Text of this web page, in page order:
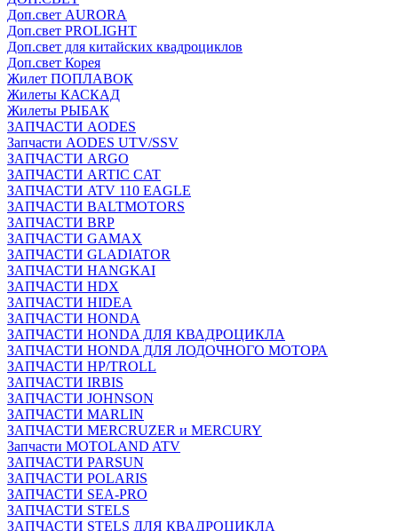
Доп.свет AURORA
Доп.свет PROLIGHT
Доп.свет для китайских квадроциклов
Доп.свет Корея
Жилет ПОПЛАВОК
Жилеты КАСКАД
Жилеты РЫБАК
ЗАПЧАСТИ AODES
Запчасти AODES UTV/SSV
ЗАПЧАСТИ ARGO
ЗАПЧАСТИ ARTIC CAT
ЗАПЧАСТИ ATV 110 EAGLE
ЗАПЧАСТИ BALTMOTORS
ЗАПЧАСТИ BRP
ЗАПЧАСТИ GAMAX
ЗАПЧАСТИ GLADIATOR
ЗАПЧАСТИ HANGKAI
ЗАПЧАСТИ HDX
ЗАПЧАСТИ HIDEA
ЗАПЧАСТИ HONDA
ЗАПЧАСТИ HONDA ДЛЯ КВАДРОЦИКЛА
ЗАПЧАСТИ HONDA ДЛЯ ЛОДОЧНОГО МОТОРА
ЗАПЧАСТИ HP/TROLL
ЗАПЧАСТИ IRBIS
ЗАПЧАСТИ JOHNSON
ЗАПЧАСТИ MARLIN
ЗАПЧАСТИ MERCRUZER и MERCURY
Запчасти MOTOLAND ATV
ЗАПЧАСТИ PARSUN
ЗАПЧАСТИ POLARIS
ЗАПЧАСТИ SEA-PRO
ЗАПЧАСТИ STELS
ЗАПЧАСТИ STELS ДЛЯ КВАДРОЦИКЛА